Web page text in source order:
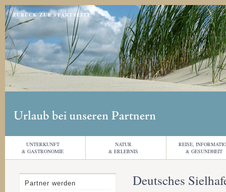
Jump to navigation
ZURÜCK ZUR STARTSEITE
Deutsches
UNTERKUNFT
& GASTRONOMIE
NATUR
& ERLEBNIS
REISE,
& GESUNDHEIT
Partner werden